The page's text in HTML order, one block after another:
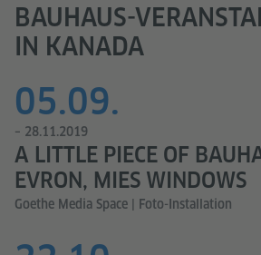
BAUHAUS-
IN KANADA
05.09.
– 28.11.2019
A LITTLE PIECE OF
EVRON, MIES WINDOWS
Goethe Media Space | Foto-Installation